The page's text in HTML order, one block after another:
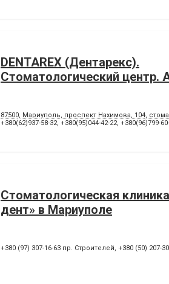
DENTAREX (Дентарекс).
Cтоматологический центр.
87500, Мариуполь, проспект Нахимова, 104,
+380(62)937-58-32, +380(95)044-42-22, +380(96)799-
Стоматологическая
дент» в Мариуполе
+380 (97) 307-16-63 пр. Строителей, +380 (50) 207-